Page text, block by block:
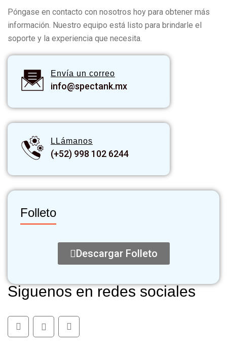
Póngase en contacto con nosotros hoy para obtener más
información. Nuestro equipo está listo para brindarle el
soporte y la experiencia que necesita.
Envía un correo
info@spectank.mx
LLámanos
(+52) 998 102 6244
Folleto
Descargar Folleto
Siguenos en redes sociales